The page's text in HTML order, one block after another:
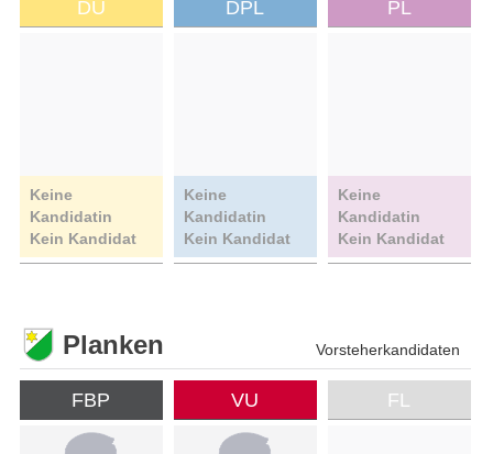
DU
Keine
Kandidatin
Kein Kandidat
DPL
Keine
Kandidatin
Kein Kandidat
PL
Keine
Kandidatin
Kein Kandidat
Planken Vorsteherkandidaten
FBP VU FL